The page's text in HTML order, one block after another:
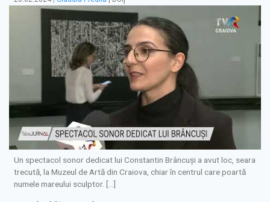
Un spectacol sonor dedicat lui Constantin Brâncuși a avut loc, seara
trecută, la Muzeul de Artă din Craiova, chiar în centrul care poartă
numele mareului sculptor. […]